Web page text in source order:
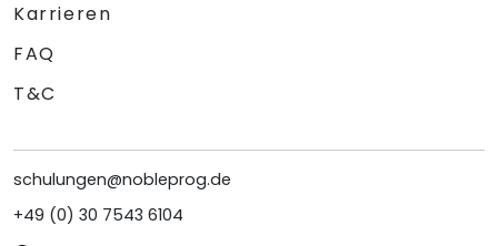
Karrieren
FAQ
T&C
schulungen@nobleprog.de
+49 (0) 30 7543 6104